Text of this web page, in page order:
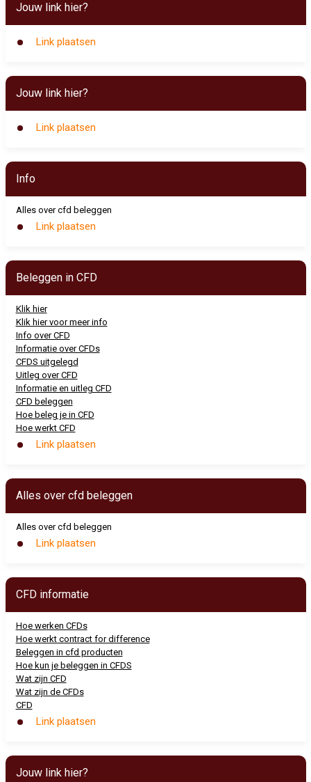
Jouw link hier?
Link plaatsen
Jouw link hier?
Link plaatsen
Info
Alles over cfd beleggen
Link plaatsen
Beleggen in CFD
Klik hier
Klik hier voor meer info
Info over CFD
Informatie over CFDs
CFDS uitgelegd
Uitleg over CFD
Informatie en uitleg CFD
CFD beleggen
Hoe beleg je in CFD
Hoe werkt CFD
Link plaatsen
Alles over cfd beleggen
Alles over cfd beleggen
Link plaatsen
CFD informatie
Hoe werken CFDs
Hoe werkt contract for difference
Beleggen in cfd producten
Hoe kun je beleggen in CFDS
Wat zijn CFD
Wat zijn de CFDs
CFD
Link plaatsen
Jouw link hier?